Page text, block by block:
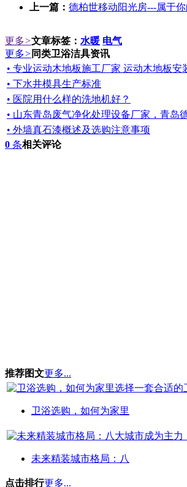
上一篇： 德柏世移动阳光房---属于
更多>文章标签： 水暖 电气
更多> 同类卫浴洁具资讯
• 专业运动木地板施工厂家 运动木地板安
• 下水井模具生产标准
• 医院用什么样的洗地机好？
• 山东青岛废气净化处理设备厂家，青岛
• 外墙真石漆概述及选购注意事项
0 条相关评论
推荐图文更多...
卫浴选购，如何为家里
未来精装城市格局：八
点击排行更多...